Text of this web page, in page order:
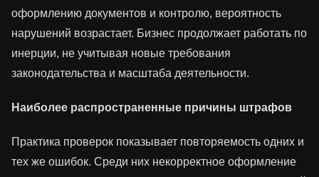
оформлению документов и контролю, вероятность
нарушений возрастает. Бизнес продолжает работать по
инерции, не учитывая новые требования
законодательства и масштаба деятельности.
Наиболее распространенные причины штрафов
Практика проверок показывает повторяемость одних и
тех же ошибок. Среди них некорректное оформление